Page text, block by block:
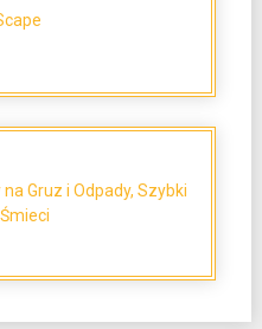
Gruz i Odpady, Szybki